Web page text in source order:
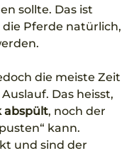
sollte. Das ist
Pferde natürlich,
die meiste Zeit
Das heisst,
abspült, noch der
kann.
und sind der